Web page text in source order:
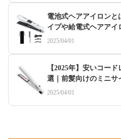
電池式ヘアアイロンと
イプや給電式ヘアアイ
2025/04/01
【2025年】安いコー
選｜前髪向けのミニサ
2025/04/01